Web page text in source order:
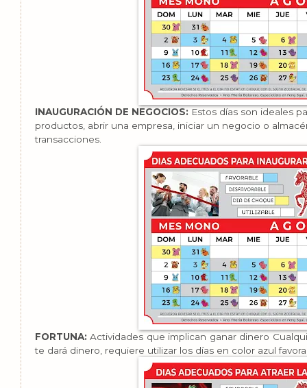
INAUGURACIÓN DE NEGOCIOS: Estos días son ideales
productos, abrir una empresa, iniciar un negocio o
transacciones.
FORTUNA: Actividades que implican ganar dinero
te dará dinero, requiere utilizar los días en color azul